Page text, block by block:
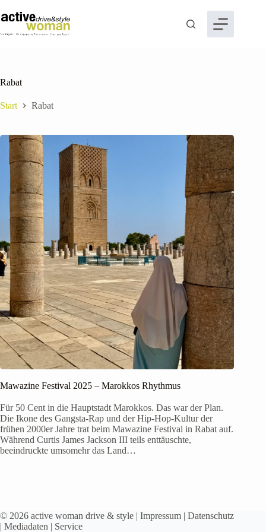
Inhalt
springen
Rabat
Start Rabat
Mawazine Festival 2025 – Marokkos Rhythmus
Für 50 Cent in die Hauptstadt Marokkos. Das war der Plan.
Die Ikone des Gangsta-Rap und der Hip-Hop-Kultur der
frühen 2000er Jahre trat beim Mawazine Festival in Rabat auf.
Während Curtis James Jackson III teils enttäuschte,
beeindruckte umsomehr das Land…
© 2026 active woman drive & style | Impressum | Datenschutz
| Mediadaten | Service